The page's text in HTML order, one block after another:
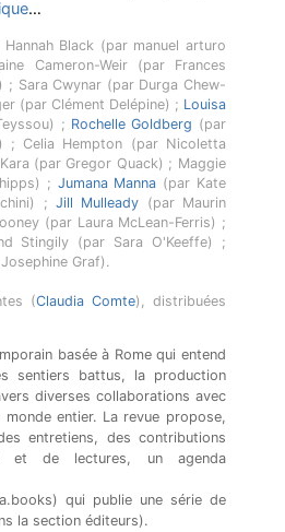
…
Black (par manuel arturo
Cameron-Weir (par Frances
Sara Cwynar (par Durga Chew-
(par Clément Delépine) ; Louisa
; Rochelle Goldberg (par
; Celia Hempton (par Nicoletta
(par Gregor Quack) ; Maggie
; Jumana Manna (par Kate
; Jill Mulleady (par Maurin
(par Laura McLean-Ferris) ;
Stingily (par Sara O'Keeffe) ;
Graf).
(Claudia Comte), distribuées
basée à Rome qui entend
sentiers battus, la production
diverses collaborations avec
entier. La revue propose,
entretiens, des contributions
et de lectures, un agenda
qui publie une série de
la section éditeurs).